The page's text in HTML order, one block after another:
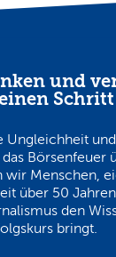
und
Schritt
Ungleichheit
Börsenfeuer
wir Menschen,
über 50
den
bringt.